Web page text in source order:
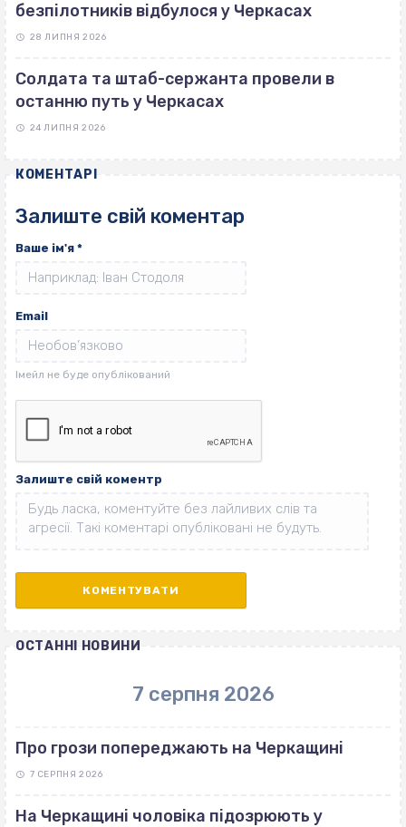
безпілотників відбулося у Черкасах
28 ЛИПНЯ 2026
Солдата та штаб-сержанта провели в
останню путь у Черкасах
24 ЛИПНЯ 2026
КОМЕНТАРІ
Залиште свій коментар
Ваше ім'я *
Email
Залиште свій коментр
ОСТАННІ НОВИНИ
7 серпня 2026
Про грози попереджають на Черкащині
7 СЕРПНЯ 2026
На Черкащині чоловіка підозрюють у